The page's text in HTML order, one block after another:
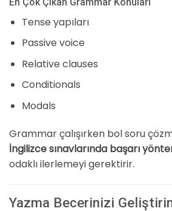
Tense yapıları
Passive voice
Relative clauses
Conditionals
Modals
Grammar çalışırken bol soru
İngilizce sınavlarında başarı
odaklı ilerlemeyi gerektirir.
Yazma Becerinizi